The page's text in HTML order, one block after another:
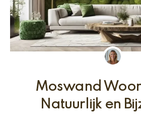
Moswand
Natuurlijk en